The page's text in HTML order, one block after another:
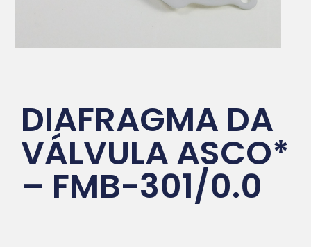
DIAFRAGMA DA
VÁLVULA ASCO*
– FMB-301/0.0